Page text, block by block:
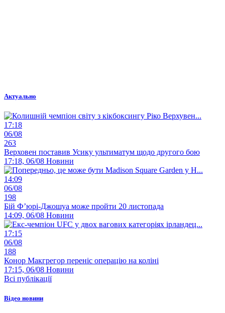
Актуально
17:18
06/08
263
Верховен поставив Усику ультиматум щодо другого бою
17:18, 06/08 Новини
14:09
06/08
198
Бій Ф’юрі-Джошуа може пройти 20 листопада
14:09, 06/08 Новини
17:15
06/08
188
Конор Макгрегор переніс операцію на коліні
17:15, 06/08 Новини
Всі публікації
Відео новини